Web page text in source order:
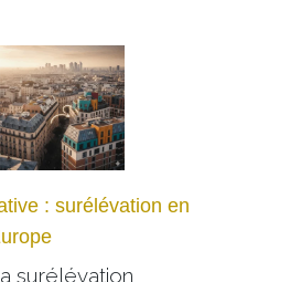
: surélévation en
surélévation